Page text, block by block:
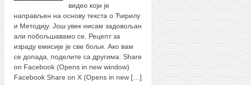
видео који је
направљен на основу текста о Ћирилу
и Методију. Још увек нисам задовољан
али побољшавамо се. Рецепт за
израду емисије је све бољи. Ако вам
се допада, поделите са другима: Share
on Facebook (Opens in new window)
Facebook Share on X (Opens in new […]